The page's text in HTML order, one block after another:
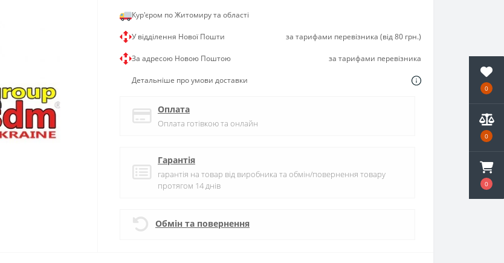
0
0
0
Кур'єром по Житомиру та області
У відділення Нової Пошти за тарифами перевізника (від 80 грн.)
За адресою Новою Поштою за тарифами перевізника
Детальніше про умови доставки
Оплата
Оплата готівкою та онлайн
Гарантія
гарантія на товар від виробника та обмін/повернення товару
протягом 14 днів
Обмін та повернення